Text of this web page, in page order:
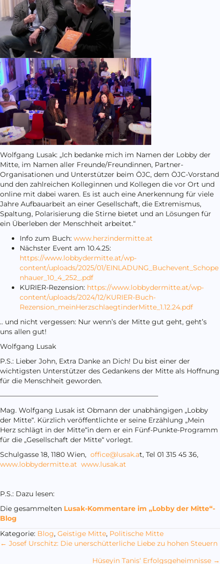
Wolfgang Lusak: „Ich bedanke mich im Namen der Lobby der
Mitte, im Namen aller Freunde/Freundinnen, Partner-
Organisationen und Unterstützer beim ÖJC, dem ÖJC-Vorstand
und den zahlreichen Kolleginnen und Kollegen die vor Ort und
online mit dabei waren. Es ist auch eine Anerkennung für viele
Jahre Aufbauarbeit an einer Gesellschaft, die Extremismus,
Spaltung, Polarisierung die Stirne bietet und an Lösungen für
ein Überleben der Menschheit arbeitet.“
Info zum Buch: www.herzindermitte.at
Nächster Event am 10.4.25:
https://www.lobbydermitte.at/wp-
content/uploads/2025/01/EINLADUNG_Buchevent_Schope
nhauer_10_4_252_.pdf
KURIER-Rezension: https://www.lobbydermitte.at/wp-
content/uploads/2024/12/KURIER-Buch-
Rezension_meinHerzschlaegtinderMitte_1.12.24.pdf
.. und nicht vergessen: Nur wenn’s der Mitte gut geht, geht’s
uns allen gut!
Wolfgang Lusak
P.S.: Lieber John, Extra Danke an Dich! Du bist einer der
wichtigsten Unterstützer des Gedankens der Mitte als Hoffnung
für die Menschheit geworden.
———————————————————————
Mag. Wolfgang Lusak ist Obmann der unabhängigen „Lobby
der Mitte“. Kürzlich veröffentlichte er seine Erzählung „Mein
Herz schlägt in der Mitte“in dem er ein Fünf-Punkte-Programm
für die „Gesellschaft der Mitte“ vorlegt.
Schulgasse 18, 1180 Wien, office@lusak.at, Tel 01 315 45 36,
www.lobbydermitte.at www.lusak.at
P.S.: Dazu lesen:
Die gesammelten Lusak-Kommentare im „Lobby der Mitte“-
Blog
Kategorie: Blog, Geistige Mitte, Politische Mitte
Posts
← Josef Urschitz: Die unerschütterliche Liebe zu hohen Steuern
Hüseyin Tanis‘ Erfolgsgeheimnisse →